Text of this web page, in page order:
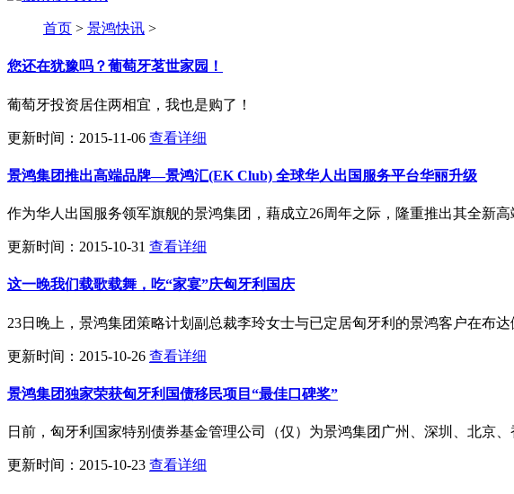
首页 > 景鸿快讯 >
您还在犹豫吗？葡萄牙茗世家园！
葡萄牙投资居住两相宜，我也是购了！
更新时间：2015-11-06 查看详细
景鸿集团推出高端品牌—景鸿汇(EK Club) 全球华人出国服务平台华丽升级
作为华人出国服务领军旗舰的景鸿集团，藉成立26周年之际，隆重推出其全新
更新时间：2015-10-31 查看详细
这一晚我们载歌载舞，吃“家宴”庆匈牙利国庆
23日晚上，景鸿集团策略计划副总裁李玲女士与已定居匈牙利的景鸿客户在布
更新时间：2015-10-26 查看详细
景鸿集团独家荣获匈牙利国债移民项目“最佳口碑奖”
日前，匈牙利国家特别债券基金管理公司（仅）为景鸿集团广州、深圳、北京
更新时间：2015-10-23 查看详细